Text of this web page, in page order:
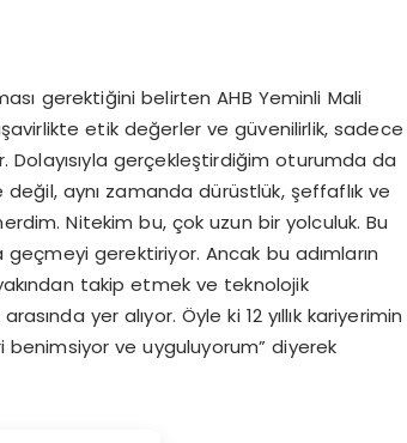
gerektiğini belirten AHB Yeminli Mali
etik değerler ve güvenilirlik, sadece
gerçekleştirdiğim oturumda da
aynı zamanda dürüstlük, şeffaflık ve
Nitekim bu, çok uzun bir yolculuk. Bu
geçmeyi gerektiriyor. Ancak bu adımların
takip etmek ve teknolojik
yer alıyor. Öyle ki 12 yıllık kariyerimin
benimsiyor ve uyguluyorum” diyerek